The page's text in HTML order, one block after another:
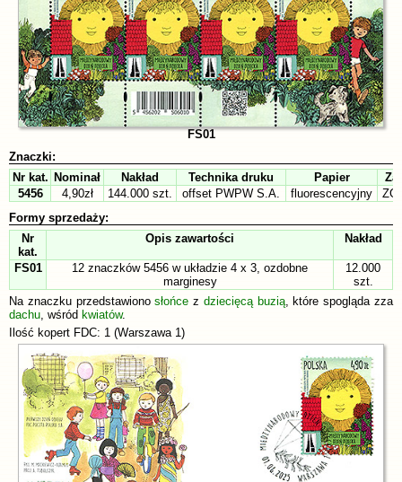
FS01
Znaczki:
Nr kat. Nominał Nakład Technika druku Papier
5456
4,90zł 144.000 szt. offset PWPW S.A. fluorescencyjny
ZG
Formy sprzedaży:
Nr
kat.
Opis zawartości Nakład
FS01
12 znaczków 5456 w układzie 4 x 3, ozdobne
marginesy
12.000
szt.
Na znaczku przedstawionosłońce z dziecięcą buzią, które spogląda zza
dachu, wśród kwiatów.
Ilość kopert FDC: 1 (Warszawa 1)